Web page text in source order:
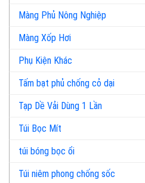
Màng Phủ Nông Nghiệp
Màng Xốp Hơi
Phụ Kiện Khác
Tấm bạt phủ chống cỏ dại
Tạp Dề Vải Dùng 1 Lần
Túi Bọc Mít
túi bóng bọc ổi
Túi niêm phong chống sốc